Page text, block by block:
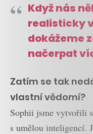
Když nás
realisticky
dokážeme
načerpat
Zatím se tak
vlastní vědomí?
Sophii jsme vytvořili
s umělou inteligencí.